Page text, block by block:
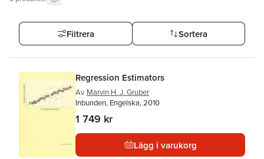
Filtrera Sortera
Regression Estimators
Av Marvin H. J. Gruber
Inbunden, Engelska, 2010
1 749 kr
Lägg i varukorg